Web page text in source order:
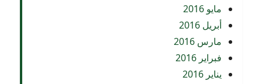
مايو 2016
أبريل 2016
مارس 2016
فبراير 2016
يناير 2016